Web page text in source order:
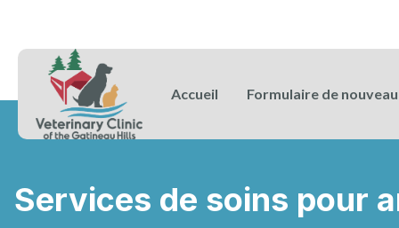
Accueil Formulaire de
Services de soins pour